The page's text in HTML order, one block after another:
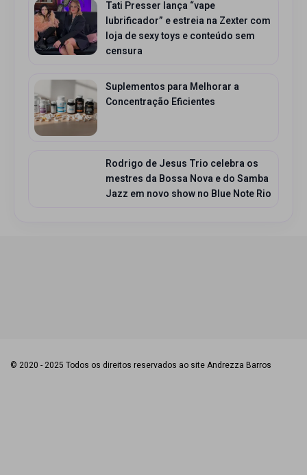
Tati Presser lança “vape
lubrificador” e estreia na Zexter com
loja de sexy toys e conteúdo sem
censura
Suplementos para Melhorar a
Concentração Eficientes
Rodrigo de Jesus Trio celebra os
mestres da Bossa Nova e do Samba
Jazz em novo show no Blue Note Rio
© 2020 - 2025 Todos os direitos reservados ao site Andrezza Barros